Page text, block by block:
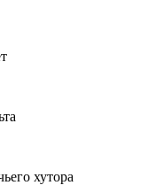
хутора